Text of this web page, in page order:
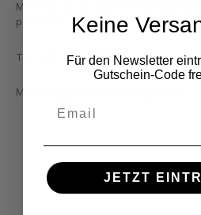
Mit mehr als 30 Jahren Erfahrung
persönlich.
Tel.: +49 2822 7131930
Mail:
Keine
Für den Newsletter
Gutschein-Code
JETZT